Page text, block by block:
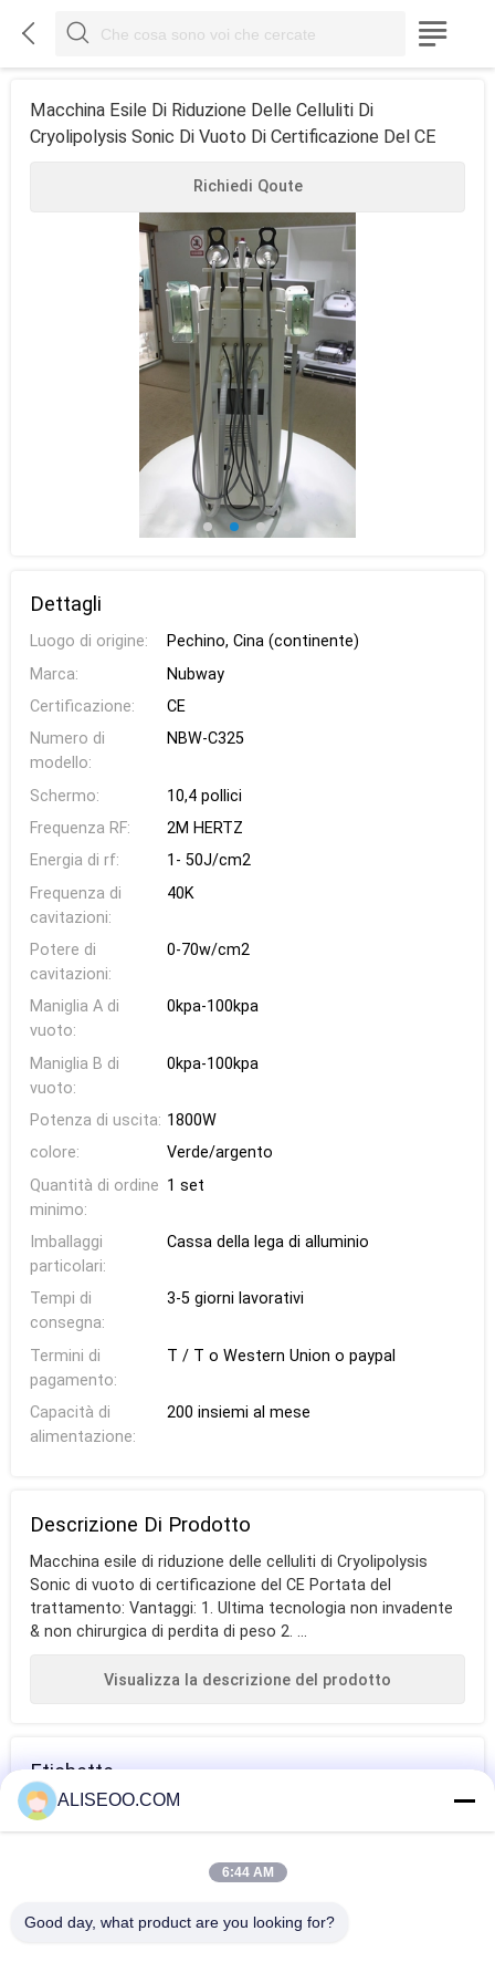
  
Macchina Esile Di Riduzione Delle Celluliti Di
Cryolipolysis Sonic Di Vuoto Di Certificazione Del CE
Richiedi Qoute
Dettagli
Luogo di origine:
Pechino, Cina (continente)
Marca:
Nubway
Certificazione:
CE
Numero di
modello:
NBW-C325
Schermo:
10,4 pollici
Frequenza RF:
2M HERTZ
Energia di rf:
1- 50J/cm2
Frequenza di
cavitazioni:
40K
Potere di
cavitazioni:
0-70w/cm2
Maniglia A di
vuoto:
0kpa-100kpa
Maniglia B di
vuoto:
0kpa-100kpa
Potenza di uscita: 1800W
colore:
Verde/argento
Quantità di ordine
minimo:
1 set
Imballaggi
particolari:
Cassa della lega di alluminio
Tempi di
consegna:
3-5 giorni lavorativi
Termini di
pagamento:
T / T o Western Union o paypal
Capacità di
alimentazione:
200 insiemi al mese
Descrizione Di Prodotto
Macchina esile di riduzione delle celluliti di Cryolipolysis
Sonic di vuoto di certificazione del CE Portata del
trattamento: Vantaggi: 1. Ultima tecnologia non invadente
& non chirurgica di perdita di peso 2. ...
Visualizza la descrizione del prodotto
Etichette
vuoto delle
ALISEOO.COM
6:44 AM
Good day, what product are you looking for?